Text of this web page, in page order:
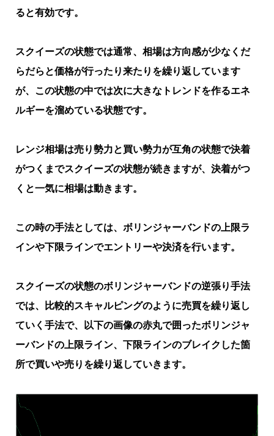
ると有効です。
スクイーズの状態では通常、相場は方向感が少なくだ
らだらと価格が行ったり来たりを繰り返しています
が、この状態の中では次に大きなトレンドを作るエネ
ルギーを溜めている状態です。
レンジ相場は売り勢力と買い勢力が互角の状態で決着
がつくまでスクイーズの状態が続きますが、決着がつ
くと一気に相場は動きます。
この時の手法としては、ボリンジャーバンドの上限ラ
インや下限ラインでエントリーや決済を行います。
スクイーズの状態のボリンジャーバンドの逆張り手法
では、比較的スキャルピングのように売買を繰り返し
ていく手法で、以下の画像の赤丸で囲ったボリンジャ
ーバンドの上限ライン、下限ラインのブレイクした箇
所で買いや売りを繰り返していきます。